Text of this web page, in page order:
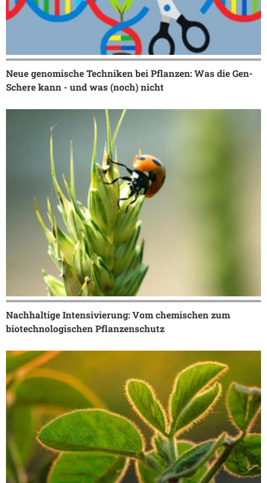
Neue genomische Techniken bei Pflanzen: Was die Gen-
Schere kann - und was (noch) nicht
Nachhaltige Intensivierung: Vom chemischen zum
biotechnologischen Pflanzenschutz